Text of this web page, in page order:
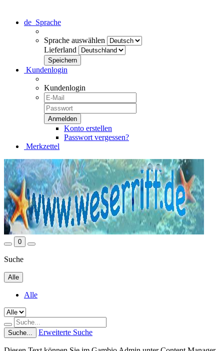
de Sprache
Sprache auswählen
Lieferland
Kundenlogin
Kundenlogin
Konto erstellen
Passwort vergessen?
Merkzettel
0
Suche
Alle
Alle
Suche... Erweiterte Suche